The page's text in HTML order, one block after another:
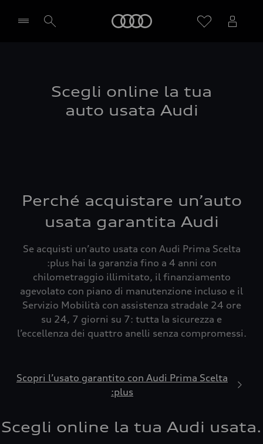
Scegli online la tua
auto usata Audi
Perché acquistare un’auto
usata garantita Audi
Se acquisti un’auto usata con Audi Prima Scelta
:plus hai la garanzia fino a 4 anni con
chilometraggio illimitato, il finanziamento
agevolato con piano di manutenzione incluso e il
Servizio Mobilità con assistenza stradale 24 ore
su 24, 7 giorni su 7: tutta la sicurezza e
l’eccellenza dei quattro anelli senza compromessi.
Scopri l’usato garantito con Audi Prima Scelta
:plus
Scegli online la tua Audi usata.